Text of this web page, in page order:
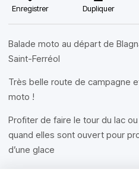
Enregistrer Dupliquer
Balade moto au départ de
Saint-Ferréol
Très belle route de campagne
moto !
Profiter de faire le tour du lac
quand elles sont ouvert pour
d’une glace